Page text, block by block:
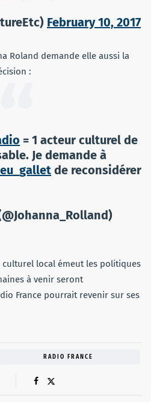
February 10, 2017
Roland demande elle aussi la
:
= 1 acteur culturel de
Je demande à
de reconsidérer
culturel local émeut les politiques
à venir seront
France pourrait revenir sur ses
RADIO FRANCE